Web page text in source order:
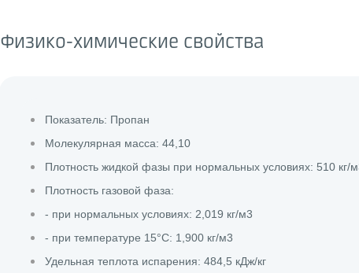
Физико-химические свойства
Показатель: Пропан
Молекулярная масса: 44,10
Плотность жидкой фазы при нормальных условиях: 510 кг/
Плотность газовой фаза:
- при нормальных условиях: 2,019 кг/м3
- при температуре 15°С: 1,900 кг/м3
Удельная теплота испарения: 484,5 кДж/кг